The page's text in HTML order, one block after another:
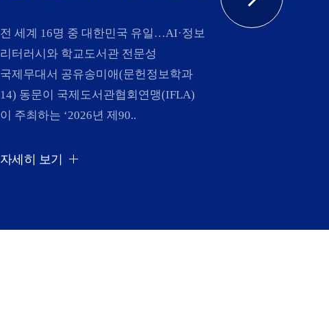
전 세계 16명 중 대한민국 유일…AI·정보
리터러시와 학교도서관 전문성
국제무대서 공유송미애(문헌정보학과
14) 동문이 국제도서관협회연맹(IFLA)
이 주최하는 ‘2026년 제90..
자세히 보기